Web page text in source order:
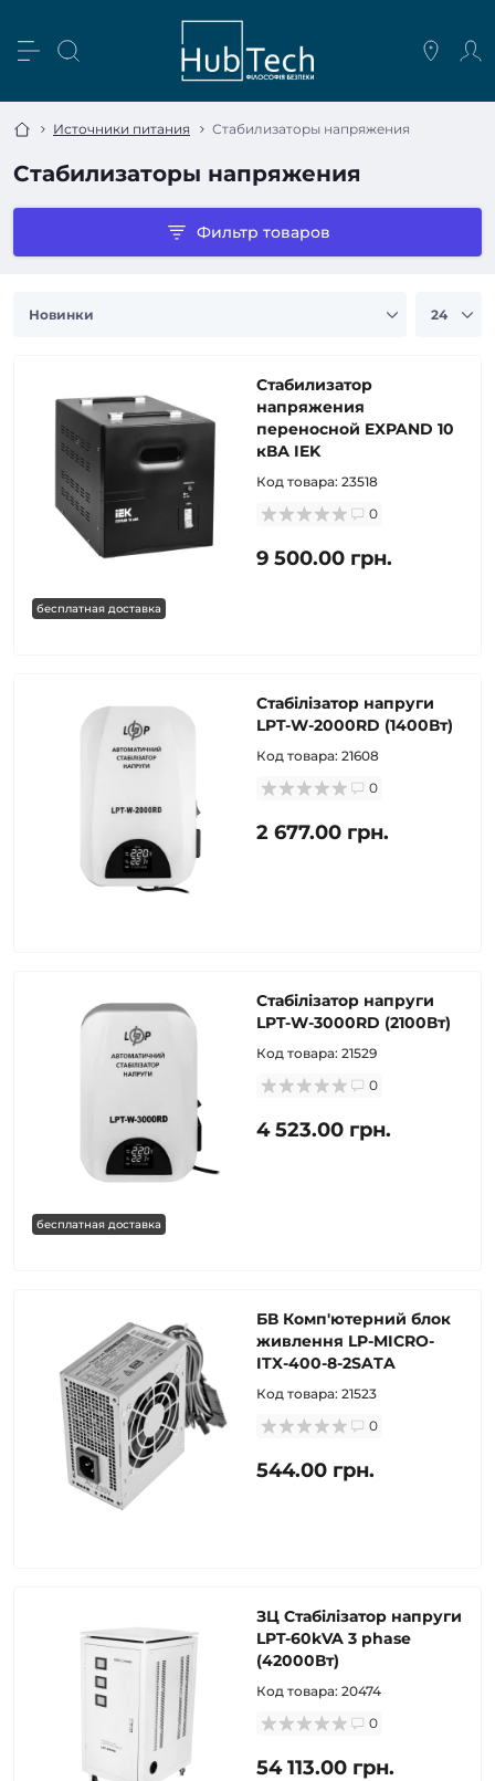
Источники питания Стабилизаторы напряжения
Стабилизаторы напряжения
Фильтр товаров
бесплатная доставка
Стабилизатор
напряжения
переносной EXPAND 10
кВА IEK
Код товара: 23518
0
9 500.00 грн.
Стабілізатор напруги
LPT-W-2000RD (1400Вт)
Код товара: 21608
0
2 677.00 грн.
бесплатная доставка
Стабілізатор напруги
LPT-W-3000RD (2100Вт)
Код товара: 21529
0
4 523.00 грн.
БВ Комп'ютерний блок
живлення LP-MICRO-
ITX-400-8-2SATA
Код товара: 21523
0
544.00 грн.
ЗЦ Стабілізатор напруги
LPT-60kVA 3 phase
(42000Вт)
Код товара: 20474
0
54 113.00 грн.